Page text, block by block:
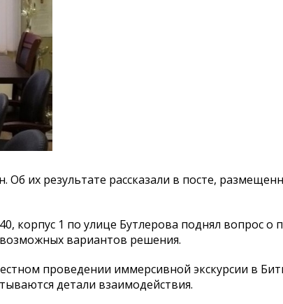
их результате рассказали в посте,
корпус 1 по улице Бутлерова поднял вопрос о
вариантов решения.
проведении иммерсивной экскурсии в
детали взаимодействия.